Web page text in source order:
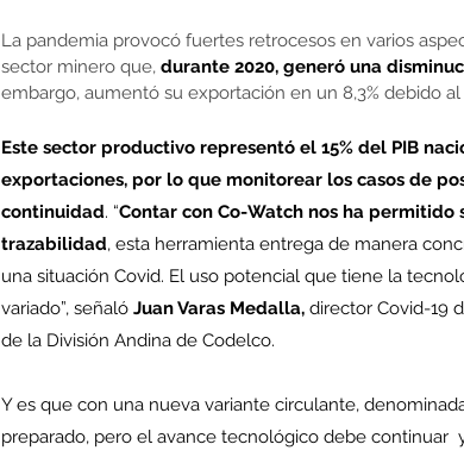
La pandemia provocó fuertes retrocesos en varios
sector minero que, durante 2020, generó una
embargo, aumentó su exportación en un 8,3% debido
Este sector productivo representó el 15% del PIB
exportaciones, por lo que monitorear los casos de
continuidad. “Contar con Co-Watch nos ha permitido
trazabilidad, esta herramienta entrega de manera
una situación Covid. El uso potencial que tiene la
variado”, señaló Juan Varas Medalla, director Covid-19
de la División Andina de Codelco.
Y es que con una nueva variante circulante,
preparado, pero el avance tecnológico debe continuar